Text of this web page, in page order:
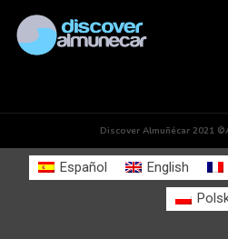
Discover Almuñécar 2021
Español English